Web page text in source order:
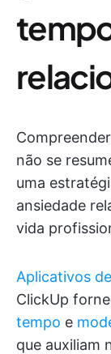
não se
uma
ansiedade
vida
Aplicativos
ClickUp
tempo e
que auxiliam